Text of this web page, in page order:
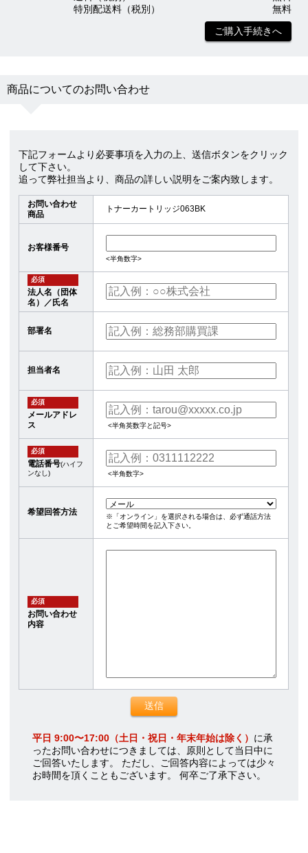
特別配送料（税別）
無料
ご購入手続きへ
商品についてのお問い合わせ
下記フォームより必要事項を入力の上、送信ボタンをクリック
して下さい。
追って弊社担当より、商品の詳しい説明をご案内致します。
お問い合わせ
商品
トナーカートリッジ063BK
お客様番号
<半角数字>
必須
法人名（団体
名）／氏名
部署名
担当者名
必須
メールアドレ
ス
<半角英数字と記号>
必須
電話番号(ハイフ
ンなし)
<半角数字>
希望回答方法
※「オンライン」を選択される場合は、必ず通話方法
とご希望時間を記入下さい。
必須
お問い合わせ
内容
平日 9:00〜17:00（土日・祝日・年末年始は除く） に承
ったお問い合わせにつきましては、原則として当日中に
ご回答いたします。 ただし、ご回答内容によっては少々
お時間を頂くこともございます。 何卒ご了承下さい。